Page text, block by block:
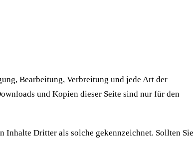
Bearbeitung, Verbreitung und jede Art der
und Kopien dieser Seite sind nur für den
Inhalte Dritter als solche gekennzeichnet. Sollten Sie